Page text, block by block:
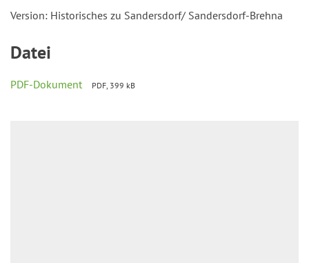
Version: Historisches zu Sandersdorf/ Sandersdorf-Brehna
Datei
PDF-Dokument PDF, 399 kB